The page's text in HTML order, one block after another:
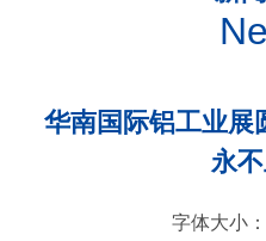
华南国际铝工业展
永
字体大小：